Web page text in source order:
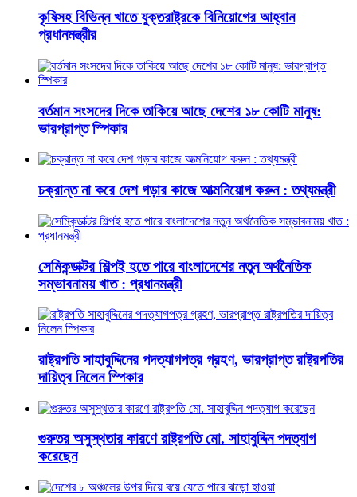
কৃষিসহ বিভিন্ন খাতে যুক্তরাষ্ট্রকে বিনিয়োগের আহ্বান
প্রধানমন্ত্রীর
বর্তমান সংসদের দিকে তাকিয়ে আছে দেশের ১৮ কোটি মানুষ:
ভারপ্রাপ্ত স্পিকার
চক্রান্ত না করে দেশ গড়ার কাজে আত্মনিয়োগ করুন : তথ্যমন্ত্রী
সেমিকন্ডাক্টর শিল্পই হতে পারে বাংলাদেশের নতুন অর্থনৈতিক
সম্ভাবনাময় খাত : প্রধানমন্ত্রী
রাষ্ট্রপতি সাহাবুদ্দিনের পদত্যাগপত্র গ্রহণ, ভারপ্রাপ্ত রাষ্ট্রপতির
দায়িত্ব নিলেন স্পিকার
গুরুতর অসুস্থতার কারণে রাষ্ট্রপতি মো. সাহাবুদ্দিন পদত্যাগ
করেছেন